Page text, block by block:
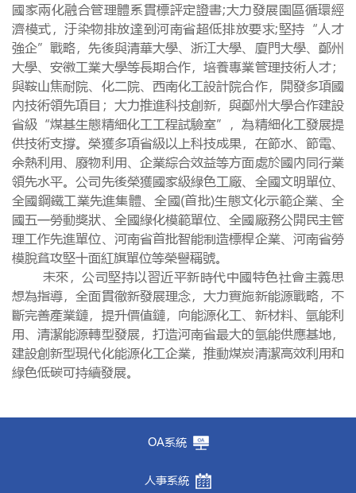
國家兩化融合管理體系貫標評定證書;大力發展園區循環經
濟模式，汙染物排放達到河南省超低排放要求;堅持“人才
強企”戰略，先後與清華大學、浙江大學、廈門大學、鄭州
大學、安徽工業大學等長期合作，培養專業管理技術人才；
與鞍山焦耐院、化二院、西南化工設計院合作，開發多項國
內技術領先項目；大力推進科技創新，與鄭州大學合作建設
省級“煤基生態精細化工工程試驗室”，為精細化工發展提
供技術支撐。榮獲多項省級以上科技成果，在節水、節電、
余熱利用、廢物利用、企業綜合效益等方面處於國內同行業
領先水平。公司先後榮獲國家級綠色工廠、全國文明單位、
全國鋼鐵工業先進集體、全國(首批)生態文化示範企業、全
國五一勞動獎狀、全國綠化模範單位、全國廠務公開民主管
理工作先進單位、河南省首批智能制造標桿企業、河南省勞
模脫貧攻堅十面紅旗單位等榮譽稱號。
未來，公司堅持以習近平新時代中國特色社會主義思
想為指導，全面貫徹新發展理念，大力實施新能源戰略，不
斷完善產業鏈，提升價值鏈，向能源化工、新材料、氫能利
用、清潔能源轉型發展，打造河南省最大的氫能供應基地，
建設創新型現代化能源化工企業，推動煤炭清潔高效利用和
綠色低碳可持續發展。
OA系統
人事系統